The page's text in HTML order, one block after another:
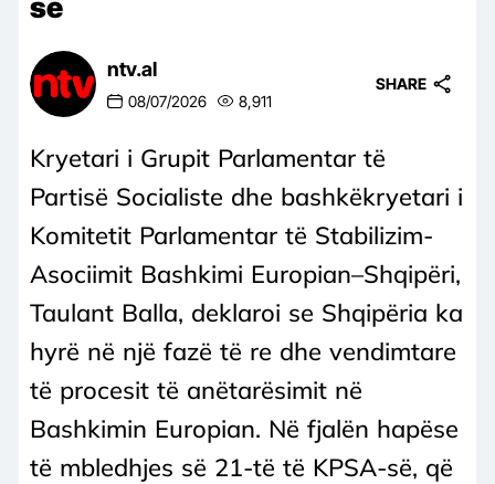
ntv.al
08/07/2026 8,911
SHARE
Kryetari i Grupit Parlamentar të
Partisë Socialiste dhe bashkëkryetari i
Komitetit Parlamentar të Stabilizim-
Asociimit Bashkimi Europian–Shqipëri,
Taulant Balla, deklaroi se Shqipëria ka
hyrë në një fazë të re dhe vendimtare
të procesit të anëtarësimit në
Bashkimin Europian. Në fjalën hapëse
të mbledhjes së 21-të të KPSA-së, që